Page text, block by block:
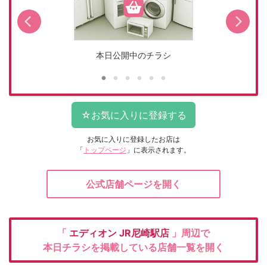
本日公開中のチラシ
お気に入りに登録したお店は
「 トップページ 」に表示されます。
公式店舗ページを開く
「 エディオン JR尼崎駅店 」周辺で
本日チラシを掲載している店舗一覧を開く